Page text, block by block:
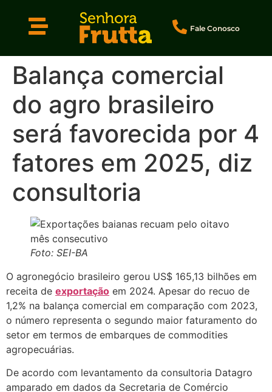
Fale Conosco
Balança comercial
do agro brasileiro
será favorecida por 4
fatores em 2025, diz
consultoria
Foto: SEI-BA
O agronegócio brasileiro gerou US$ 165,13 bilhões em
receita de exportação em 2024. Apesar do recuo de
1,2% na balança comercial em comparação com 2023,
o número representa o segundo maior faturamento do
setor em termos de embarques de commodities
agropecuárias.
De acordo com levantamento da consultoria Datagro
amparado em dados da Secretaria de Comércio